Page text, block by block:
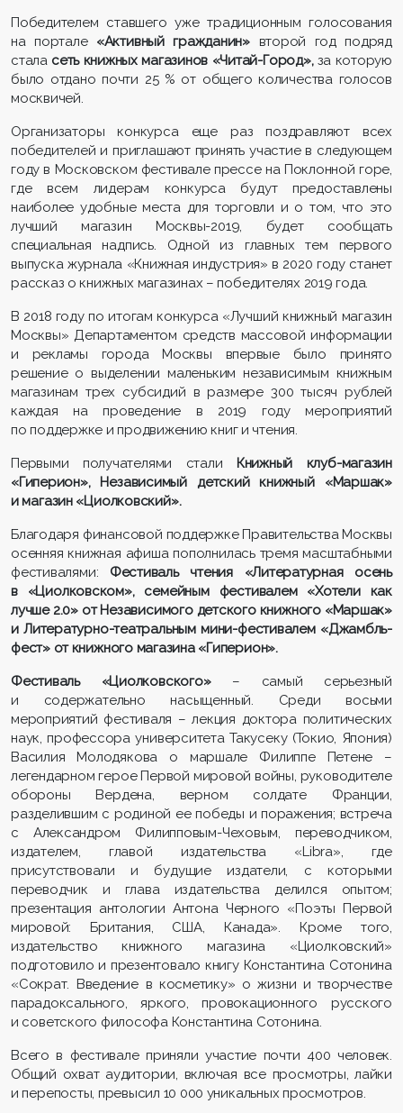
Победителем ставшего уже традиционным голосования
на портале «Активный гражданин» второй год подряд
стала сеть книжных магазинов «Читай-Город»,за которую
было отдано почти 25 % от общего количества голосов
москвичей.
Организаторы конкурса еще раз поздравляют всех
победителей и приглашают принять участие в следующем
году в Московском фестивале прессе на Поклонной горе,
где всем лидерам конкурса будут предоставлены
наиболее удобные места для торговли и о том, что это
лучший магазин Москвы-2019, будет сообщать
специальная надпись. Одной из главных тем первого
выпуска журнала «Книжная индустрия» в 2020 году станет
рассказ о книжных магазинах – победителях 2019 года.
В 2018 году по итогам конкурса «Лучший книжный магазин
Москвы» Департаментом средств массовой информации
и рекламы города Москвы впервые было принято
решение о выделении маленьким независимым книжным
магазинам трех субсидий в размере 300 тысяч рублей
каждая на проведение в 2019 году мероприятий
по поддержке и продвижению книг и чтения.
Первыми получателями стали Книжный клуб-магазин
«Гиперион», Независимый детский книжный «Маршак»
и магазин «Циолковский».
Благодаря финансовой поддержке Правительства Москвы
осенняя книжная афиша пополнилась тремя масштабными
фестивалями: Фестиваль чтения «Литературная осень
в «Циолковском», семейным фестивалем «Хотели как
лучше 2.0» от Независимого детского книжного «Маршак»
и Литературно-театральным мини-фестивалем «Джамбль-
фест» от книжного магазина «Гиперион».
Фестиваль «Циолковского»– самый серьезный
и содержательно насыщенный. Среди восьми
мероприятий фестиваля – лекция доктора политических
наук, профессора университета Такусеку (Токио, Япония)
Василия Молодякова о маршале Филиппе Петене –
легендарном герое Первой мировой войны, руководителе
обороны Вердена, верном солдате Франции,
разделившим с родиной ее победы и поражения; встреча
с Александром Филипповым-Чеховым, переводчиком,
издателем, главой издательства «Libra», где
присутствовали и будущие издатели, с которыми
переводчик и глава издательства делился опытом;
презентация антологии Антона Черного «Поэты Первой
мировой: Британия, США, Канада». Кроме того,
издательство книжного магазина «Циолковский»
подготовило и презентовало книгу Константина Сотонина
«Сократ. Введение в косметику» о жизни и творчестве
парадоксального, яркого, провокационного русского
и советского философа Константина Сотонина.
Всего в фестивале приняли участие почти 400 человек.
Общий охват аудитории, включая все просмотры, лайки
и перепосты, превысил 10 000 уникальных просмотров.